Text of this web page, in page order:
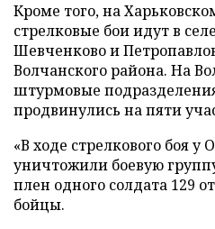
Кроме того, на
стрелковые бои идут в
Шевченково и
Волчанского района. На
штурмовые
продвинулись на пяти
«В ходе стрелкового боя у
уничтожили боевую
плен одного солдата 129
бойцы.